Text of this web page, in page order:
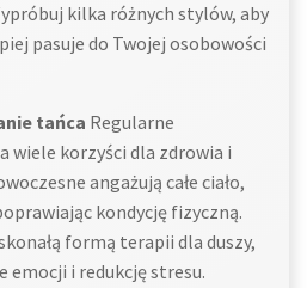
kilka różnych stylów, aby
pasuje do Twojej osobowości
tańca Regularne
wiele korzyści dla zdrowia i
angażują całe ciało,
kondycję fizyczną.
formą terapii dla duszy,
emocji i redukcję stresu.